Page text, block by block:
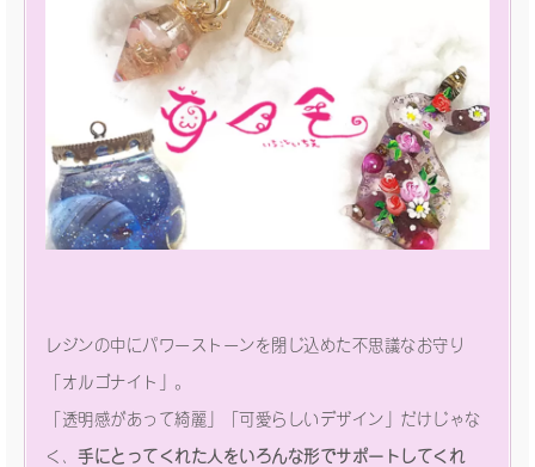
レジンの中にパワーストーンを閉じ込めた不思議なお守り
「オルゴナイト」。
「透明感があって綺麗」「可愛らしいデザイン」だけじゃな
く、 手にとってくれた人をいろんな形でサポートしてくれ